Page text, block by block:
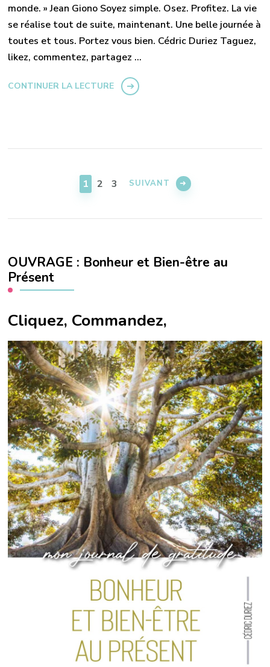
monde. » Jean Giono Soyez simple. Osez. Profitez. La vie
se réalise tout de suite, maintenant. Une belle journée à
toutes et tous. Portez vous bien. Cédric Duriez Taguez,
likez, commentez, partagez …
CONTINUER LA LECTURE
PAGE
1 PAGE
2 PAGE
3 SUIVANT
OUVRAGE : Bonheur et Bien-être au
Présent
Cliquez, Commandez,